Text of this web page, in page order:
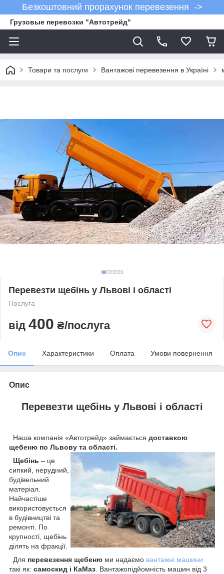
Безкоштовний прорахунок перевезення ->
Грузовые перевозки "Автотрейд"
Товари та послуги Вантажові перевезення в Україні
Перевезти щебінь у Львові і області
Послуга
від 400 ₴/послуга
Опис Характеристики Оплата Умови повернення
Опис
Перевезти щебінь у Львові і області
Наша компанія «Автотрейд» займається доставкою
щебеню по Львову та області.
Щебінь – це
сипкий, нерудний,
будівельний
матеріал.
Найчастіше
використовується
в будівництві та
ремонті. По
крупності, щебінь
ділять на фракції.
Для перевезення щебеню ми надаємо вантажні машини
такі як: самоскид і КаМаз. Вантажопідйомність машин від 3